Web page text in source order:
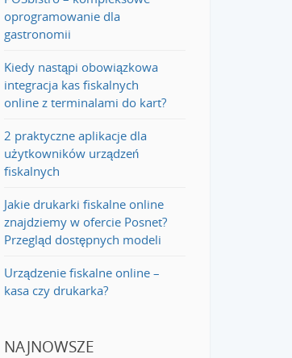
oprogramowanie dla
gastronomii
Kiedy nastąpi obowiązkowa
integracja kas fiskalnych
online z terminalami do kart?
2 praktyczne aplikacje dla
użytkowników urządzeń
fiskalnych
Jakie drukarki fiskalne online
znajdziemy w ofercie Posnet?
Przegląd dostępnych modeli
Urządzenie fiskalne online –
kasa czy drukarka?
NAJNOWSZE